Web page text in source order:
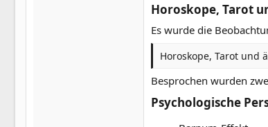
Horoskope, Tarot
Es wurde die
Horoskope, Tarot und
Besprochen wurden
Psychologische